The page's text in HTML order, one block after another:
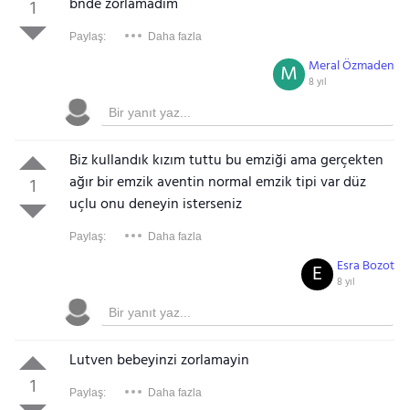
1
Paylaş: Daha fazla
Meral Özmaden
8 yıl
M
1
Biz kullandık kızım tuttu bu emziği ama gerçekten
ağır bir emzik aventin normal emzik tipi var düz
uçlu onu deneyin isterseniz
Paylaş: Daha fazla
Esra Bozot
8 yıl
E
1
Lutven bebeyinzi zorlamayin
Paylaş: Daha fazla